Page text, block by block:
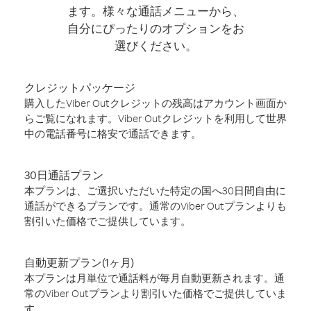
ます。様々な通話メニューから、
自分にぴったりのオプションをお
選びください。
クレジットパッケージ
購入したViber Outクレジットの残高はアカウント画面か
らご覧になれます。Viber Outクレジットを利用して世界
中の電話番号に格安で通話できます。
30日通話プラン
本プランは、ご選択いただいた特定の国へ30日間自由に
通話ができるプランです。通常のViber Outプランよりも
割引いた価格でご提供しています。
自動更新プラン(1ヶ月)
本プランは月単位で通話料が毎月自動更新されます。通
常のViber Outプランより割引いた価格でご提供していま